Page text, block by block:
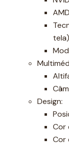
Design:
Cor
Cor